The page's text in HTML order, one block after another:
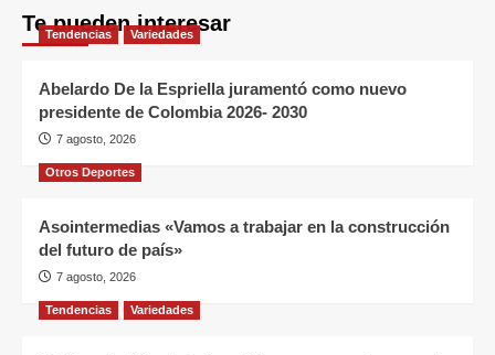
Te pueden interesar
Tendencias Variedades
Abelardo De la Espriella juramentó como nuevo
presidente de Colombia 2026- 2030
7 agosto, 2026
Otros Deportes
Asointermedias «Vamos a trabajar en la construcción
del futuro de país»
7 agosto, 2026
Tendencias Variedades